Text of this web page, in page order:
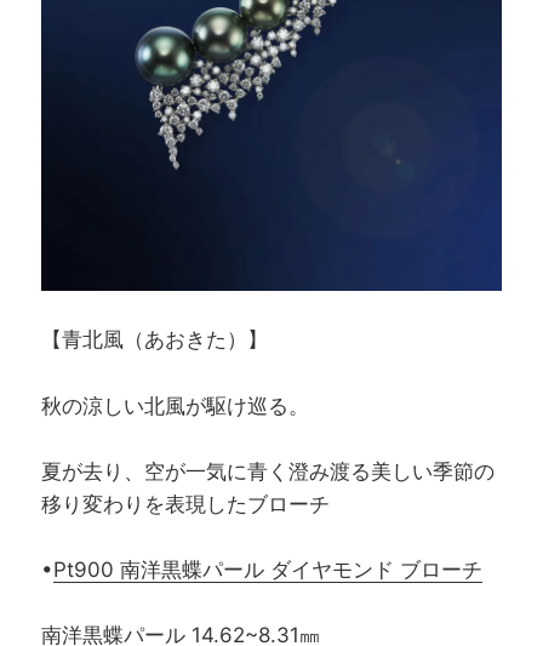
【青北風（あおきた）】
秋の涼しい北風が駆け巡る。
夏が去り、空が一気に青く澄み渡る美しい季節の
移り変わりを表現したブローチ
•Pt900 南洋黒蝶パール ダイヤモンド ブローチ
南洋黒蝶パール 14.62~8.31㎜